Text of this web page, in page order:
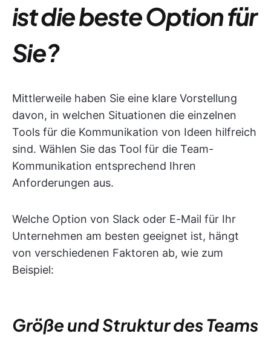
ist die beste Option für
Sie?
Mittlerweile haben Sie eine klare Vorstellung
davon, in welchen Situationen die einzelnen
Tools für die Kommunikation von Ideen hilfreich
sind. Wählen Sie das Tool für die Team-
Kommunikation entsprechend Ihren
Anforderungen aus.
Welche Option von Slack oder E-Mail für Ihr
Unternehmen am besten geeignet ist, hängt
von verschiedenen Faktoren ab, wie zum
Beispiel:
Größe und Struktur des Teams